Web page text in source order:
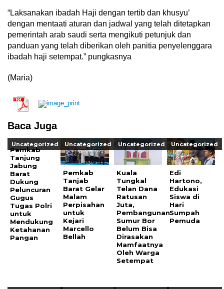
“Laksanakan ibadah Haji dengan tertib dan khusyu’
dengan mentaati aturan dan jadwal yang telah ditetapkan
pemerintah arab saudi serta mengikuti petunjuk dan
panduan yang telah diberikan oleh panitia penyelenggara
ibadah haji setempat.” pungkasnya
(Maria)
Baca Juga
Uncategorized
Pemkab
Tanjung
Jabung
Barat
Dukung
Peluncuran
Gugus
Tugas Polri
untuk
Mendukung
Ketahanan
Pangan
Uncategorized
Pemkab
Tanjab
Barat Gelar
Malam
Perpisahan
untuk
Kejari
Marcello
Bellah
Uncategorized
Kuala
Tungkal
Telan Dana
Ratusan
Juta,
Pembangunan
Sumur Bor
Belum Bisa
Dirasakan
Mamfaatnya
Oleh Warga
Setempat
Uncategorized
Edi
Hartono,
Edukasi
Siswa di
Hari
Sumpah
Pemuda